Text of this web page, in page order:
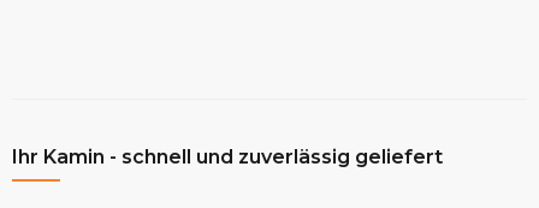
Ihr Kamin - schnell und zuverlässig geliefert